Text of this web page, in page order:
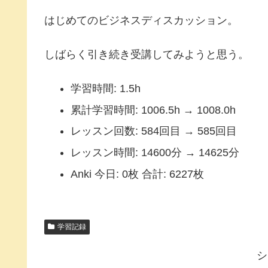
はじめてのビジネスディスカッション。
しばらく引き続き受講してみようと思う。
学習時間: 1.5h
累計学習時間: 1006.5h → 1008.0h
レッスン回数: 584回目 → 585回目
レッスン時間: 14600分 → 14625分
Anki 今日: 0枚 合計: 6227枚
学習記録